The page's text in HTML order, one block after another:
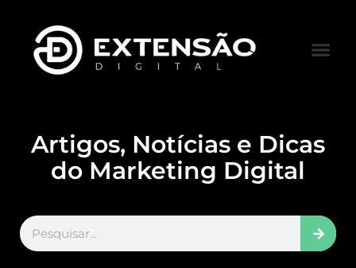
Artigos, Notícias e Dicas
do Marketing Digital